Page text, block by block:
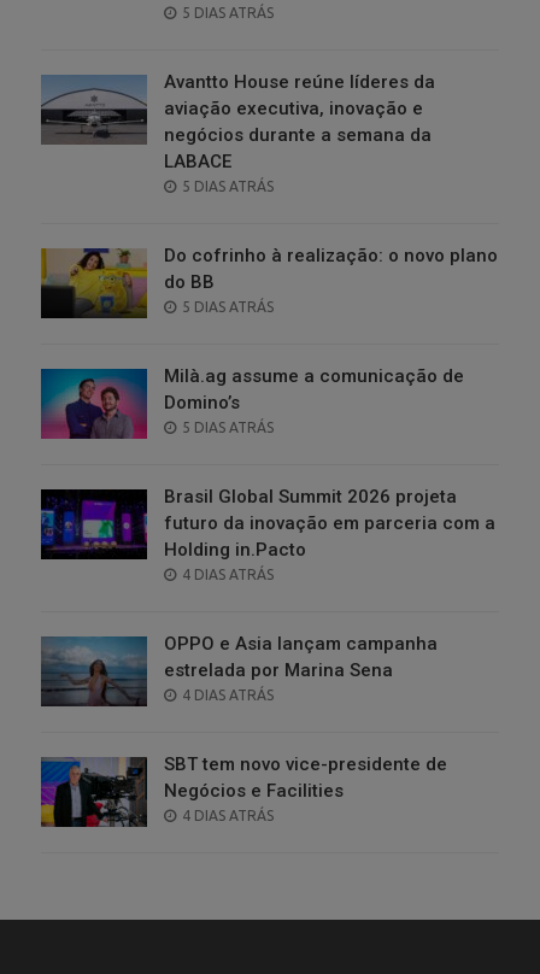
POSTED
5 DIAS ATRÁS
Avantto House reúne líderes da
aviação executiva, inovação e
negócios durante a semana da
LABACE
POSTED
5 DIAS ATRÁS
Do cofrinho à realização: o novo plano
do BB
POSTED
5 DIAS ATRÁS
Milà.ag assume a comunicação de
Domino’s
POSTED
5 DIAS ATRÁS
Brasil Global Summit 2026 projeta
futuro da inovação em parceria com a
Holding in.Pacto
POSTED
4 DIAS ATRÁS
OPPO e Asia lançam campanha
estrelada por Marina Sena
POSTED
4 DIAS ATRÁS
SBT tem novo vice-presidente de
Negócios e Facilities
POSTED
4 DIAS ATRÁS